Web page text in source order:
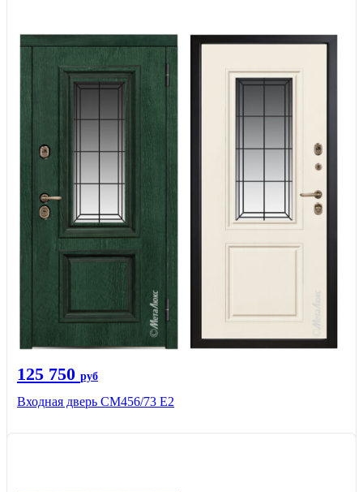
125 750 руб
Входная дверь СМ456/73 Е2